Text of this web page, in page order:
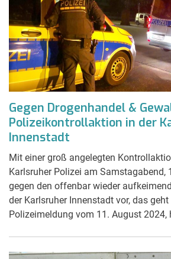
Gegen Drogenhandel &
Polizeikontrollaktion in der
Innenstadt
Mit einer groß angelegten
Karlsruher Polizei am Samstagabend,
gegen den offenbar wieder
der Karlsruher Innenstadt vor, das
Polizeimeldung vom 11. August 2024,